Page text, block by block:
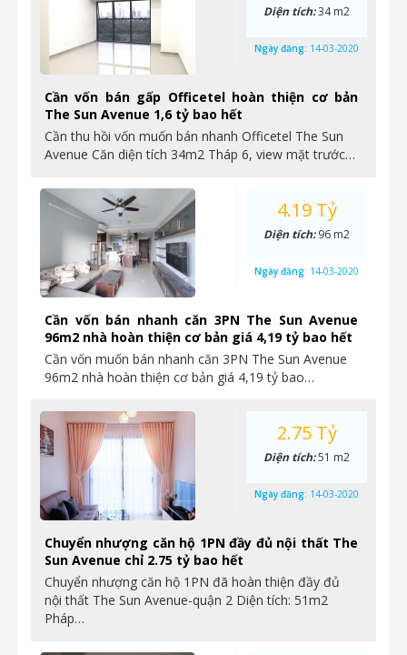
Cần vốn bán gấp Officetel hoàn thiện cơ bản
The Sun Avenue 1,6 tỷ bao hết
Cần thu hồi vốn muốn bán nhanh Officetel The Sun
Avenue Căn diện tích 34m2 Tháp 6, view mặt trước…
Diện tích:34 m2
Ngày đăng: 14-03-2020
Cần vốn bán nhanh căn 3PN The Sun Avenue
96m2 nhà hoàn thiện cơ bản giá 4,19 tỷ bao hết
Cần vốn muốn bán nhanh căn 3PN The Sun Avenue
96m2 nhà hoàn thiện cơ bản giá 4,19 tỷ bao…
4.19 Tỷ
Diện tích:96 m2
Ngày đăng: 14-03-2020
Chuyển nhượng căn hộ 1PN đầy đủ nội thất The
Sun Avenue chỉ 2.75 tỷ bao hết
Chuyển nhượng căn hộ 1PN đã hoàn thiện đầy đủ
nội thất The Sun Avenue-quận 2 Diện tích: 51m2
Pháp…
2.75 Tỷ
Diện tích:51 m2
Ngày đăng: 14-03-2020